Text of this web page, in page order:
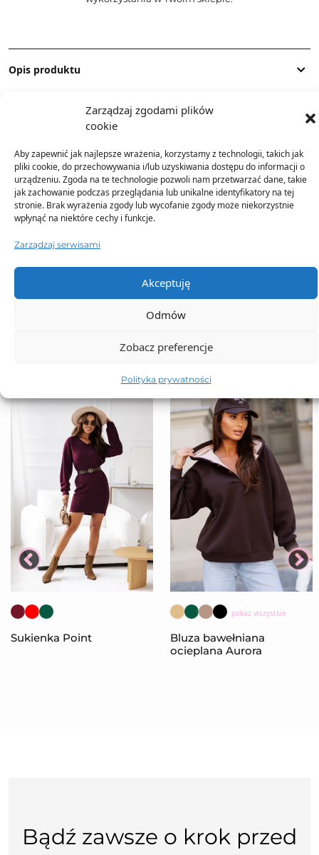
Zarządzaj zgodami plików
cookie
Aby zapewnić jak najlepsze wrażenia, korzystamy z technologii, takich jak
pliki cookie, do przechowywania i/lub uzyskiwania dostępu do informacji o
urządzeniu. Zgoda na te technologie pozwoli nam przetwarzać dane, takie
jak zachowanie podczas przeglądania lub unikalne identyfikatory na tej
stronie. Brak wyrażenia zgody lub wycofanie zgody może niekorzystnie
wpłynąć na niektóre cechy i funkcje.
Zarządzaj serwisami
Akceptuję
Odmów
Zobacz preferencje
Polityka prywatności
Opis produktu
Dostawa
Dodatkowe informacje
TO SIĘ TERAZ SPRZEDAJE
Sukienka Point
pokaż wszystkie
Bluza bawełniana
ocieplana Aurora
Bądź zawsze o krok przed